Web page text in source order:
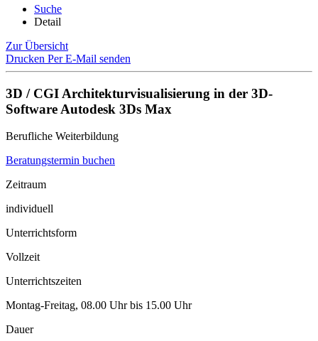
Suche
Detail
Zur Übersicht
Drucken Per E-Mail senden
3D / CGI Architekturvisualisierung in der 3D-
Software Autodesk 3Ds Max
Berufliche Weiterbildung
Beratungstermin buchen
Zeitraum
individuell
Unterrichtsform
Vollzeit
Unterrichtszeiten
Montag-Freitag, 08.00 Uhr bis 15.00 Uhr
Dauer